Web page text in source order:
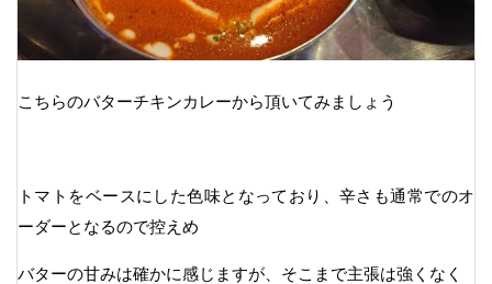
こちらのバターチキンカレーから頂いてみましょう
トマトをベースにした色味となっており、辛さも通常でのオ
ーダーとなるので控えめ
バターの甘みは確かに感じますが、そこまで主張は強くなく